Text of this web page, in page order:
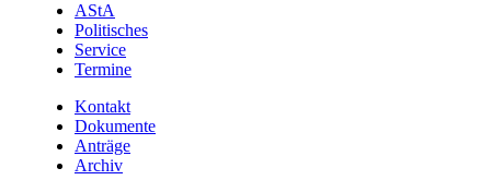
AStA
Politisches
Service
Termine
Kontakt
Dokumente
Anträge
Archiv